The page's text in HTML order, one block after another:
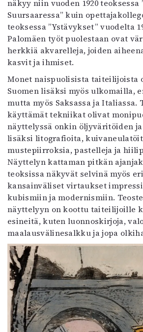
näkyy niin vuoden 1920 teoksessa
Suursaaressa” kuin
teoksessa ”Ystävykset” vuodelta
Palomäen työt puolestaan ovat
herkkiä akvarelleja, joiden
kasvit ja ihmiset.
Monet naispuolisista taiteilijoista
Suomen lisäksi myös ulkomailla,
mutta myös Saksassa ja Italiassa.
käyttämät tekniikat olivat
näyttelyssä onkin öljyväritöiden
lisäksi litografioita,
mustepiirroksia, pastelleja ja
Näyttelyn kattaman pitkän
teoksissa näkyvät selvinä myös
kansainväliset virtaukset
kubismiin ja modernismiin.
näyttelyyn on koottu taiteilijoille
esineitä, kuten luonnoskirjoja,
maalausvälinesalkku ja jopa